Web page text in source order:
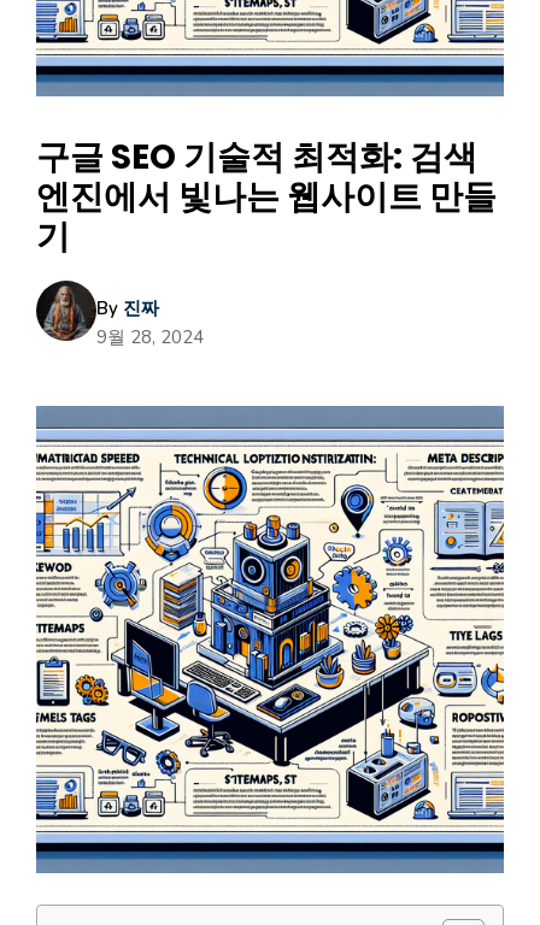
구글 SEO 기술적 최적화: 검색
엔진에서 빛나는 웹사이트 만들
기
By 진짜
9월 28, 2024